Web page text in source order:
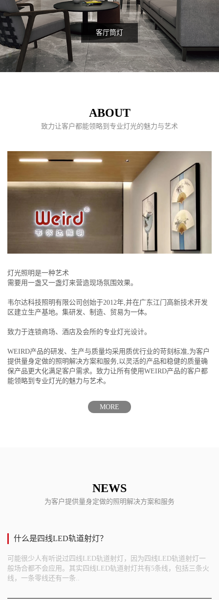
服装店射灯项目
ABOUT
致力让客户都能领略到专业灯光的魅力与艺术
灯光照明是一种艺术
需要用一盏又一盏灯来营造现场氛围效果。
韦尔达科技照明有限公司创始于2012年,并在广东江门高新技术开发
区建立生产基地。集研发、制造、贸易为一体。
致力于连锁商场、酒店及会所的专业灯光设计。
WEIRD产品的研发、生产与质量均采用质优行业的苛刻标准,为客户
提供量身定做的照明解决方案和服务,以灵活的产品和稳健的质量确
保产品更大化满足客户需求。致力让所有使用WEIRD产品的客户都
能领略到专业灯光的魅力与艺术。
MORE
NEWS
为客户提供量身定做的照明解决方案和服务
什么是四线LED轨道射灯？
可能很少人有听说过四线LED轨道射灯，因为四线LED轨道射灯一
般场合都不会应用。其实四线LED轨道射灯共有5条线，包括三条火
线，一条零线还有一条..